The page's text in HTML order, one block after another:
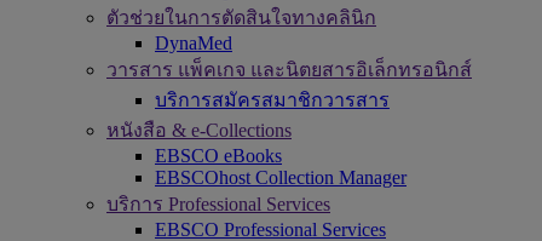
ตัวช่วยในการตัดสินใจทางคลินิก
DynaMed
วารสาร แพ็คเกจ และนิตยสารอิเล็กทรอนิกส์
บริการสมัครสมาชิกวารสาร
หนังสือ & e-Collections
EBSCO eBooks
EBSCOhost Collection Manager
บริการ Professional Services
EBSCO Professional Services